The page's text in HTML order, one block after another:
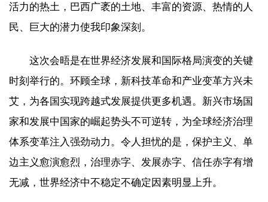
活力的热土，巴西广袤的土地、丰富的资源、热情的人
民、巨大的潜力使我印象深刻。
这次会晤是在世界经济发展和国际格局演变的关键
时刻举行的。环顾全球，新科技革命和产业变革方兴未
艾，为各国实现跨越式发展提供更多机遇。新兴市场国
家和发展中国家的崛起势头不可逆转，为全球经济治理
体系变革注入强劲动力。令人担忧的是，保护主义、单
边主义愈演愈烈，治理赤字、发展赤字、信任赤字有增
无减，世界经济中不稳定不确定因素明显上升。